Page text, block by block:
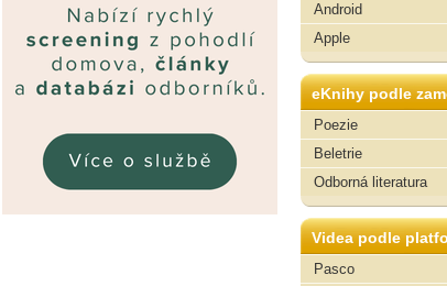
Android
Apple
eKnihy podle
Poezie
Beletrie
Odborná literatura
Videa podle
Pasco